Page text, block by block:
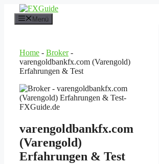
Inhalt
springen
Menü
Home - Broker-
varengoldbankfx.com (Varengold)
Erfahrungen & Test
varengoldbankfx.com
(Varengold)
Erfahrungen & Test